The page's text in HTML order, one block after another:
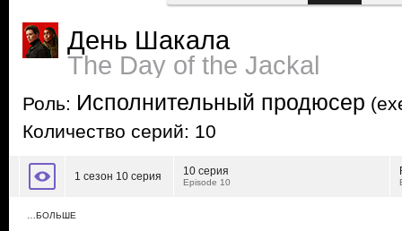
День Шакала
The Day of the Jackal
Роль: Исполнительный продюсер
Количество серий: 10
1 сезон 10 серия 10 серия
Episode 10
…БОЛЬШЕ